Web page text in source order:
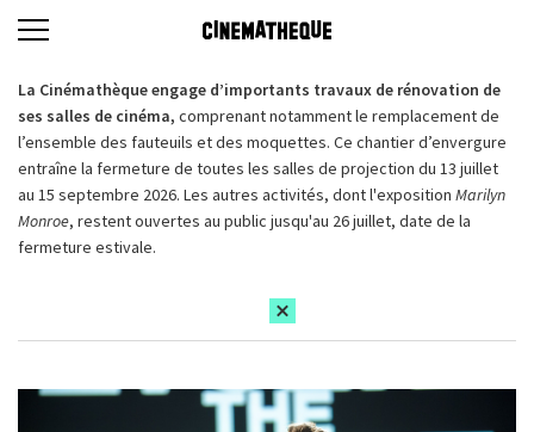
La Cinémathèque engage d’importants travaux de rénovation de
ses salles de cinéma, comprenant notamment le remplacement de
l’ensemble des fauteuils et des moquettes. Ce chantier d’envergure
entraîne la fermeture de toutes les salles de projection du 13 juillet
au 15 septembre 2026. Les autres activités, dont l'exposition Marilyn
Monroe, restent ouvertes au public jusqu'au 26 juillet, date de la
fermeture estivale.